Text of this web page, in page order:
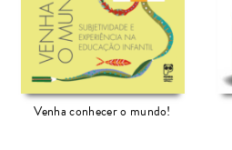
Venha conhecer o mundo!